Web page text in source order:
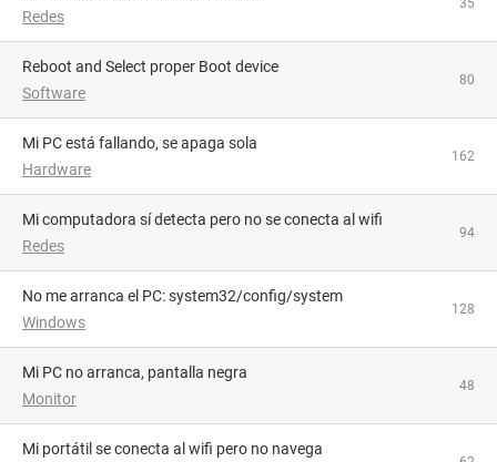
Redes
35
Reboot and Select proper Boot device
Software
80
Mi PC está fallando, se apaga sola
Hardware
162
Mi computadora sí detecta pero no se conecta al wifi
Redes
94
No me arranca el PC: system32/config/system
Windows
128
Mi PC no arranca, pantalla negra
Monitor
48
Mi portátil se conecta al wifi pero no navega